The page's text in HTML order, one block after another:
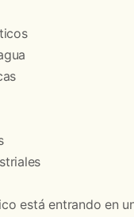
está entrando en